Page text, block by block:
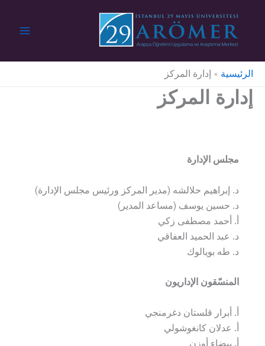
المحتوى
الرئيسية إدارة المركز
إدارة المركز
مجلس الإدارة
د. إبراهيم حلالشه (مدير المركز ورئيس مجلس الإدارة)
د. حسين يوسف (مساعد المدير)
أ. أحمد مصطفى زكي
د. عبد الحميد العفاقي
د. طه بويالوك
المنسّقون الإداريون
أ. أبرار قلستان دغرمنجي
أ. عدلان كانغوشولي